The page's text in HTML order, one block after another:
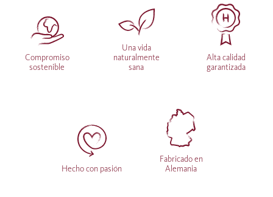
Compromiso
sostenible
Una vida
naturalmente
sana
Alta calidad
garantizada
Hecho con pasión
Fabricado en
Alemania